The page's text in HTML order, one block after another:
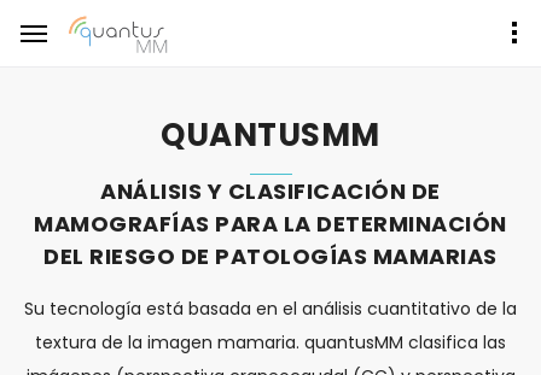
QUANTUSMM
ANÁLISIS Y CLASIFICACIÓN DE
MAMOGRAFÍAS PARA LA DETERMINACIÓN
DEL RIESGO DE PATOLOGÍAS MAMARIAS
Su tecnología está basada en el análisis cuantitativo de la
textura de la imagen mamaria. quantusMM clasifica las